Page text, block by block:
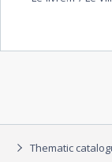
Thematic